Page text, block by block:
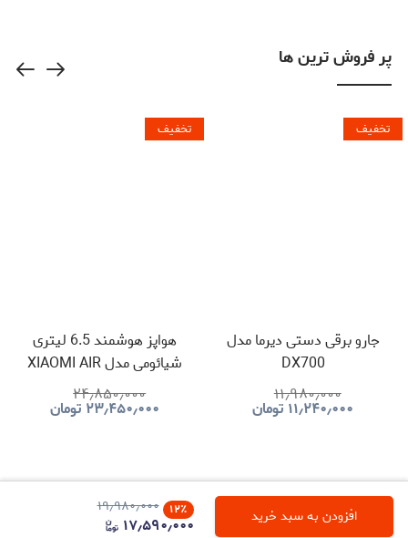
افزودن به سبد خرید ۱۲٪ ۱۹٫۹۸۰٫۰۰۰
۱۷٫۵۹۰٫۰۰۰
پر فروش ترین ها
تخفیف
جارو برقی دستی دیرما مدل
DX700
۱۱٫۹۸۰٫۰۰۰
۱۱٫۲۴۰٫۰۰۰ تومان
تخفیف
هواپز هوشمند 6.5 لیتری
شیائومی مدل XIAOMI AIR
FRYER MAF10
۲۴٫۸۵۰٫۰۰۰
۲۳٫۴۵۰٫۰۰۰ تومان